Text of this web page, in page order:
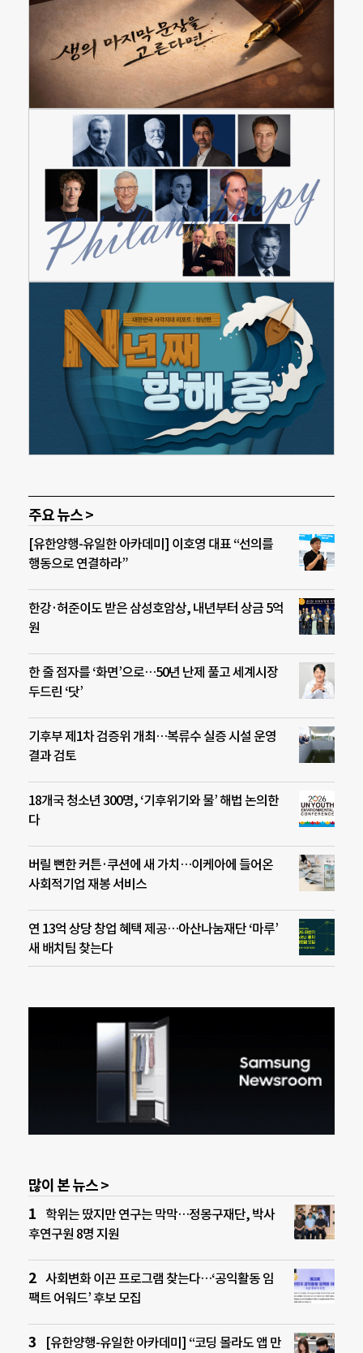
주요 뉴스 >
[유한양행-유일한 아카데미] 이호영 대표 “선의를
행동으로 연결하라”
한강·허준이도 받은 삼성호암상, 내년부터 상금 5억
원
한 줄 점자를 ‘화면’으로…50년 난제 풀고 세계시장
두드린 ‘닷’
기후부 제1차 검증위 개최…복류수 실증 시설 운영
결과 검토
18개국 청소년 300명, ‘기후위기와 물’ 해법 논의한
다
버릴 뻔한 커튼·쿠션에 새 가치…이케아에 들어온
사회적기업 재봉 서비스
연 13억 상당 창업 혜택 제공…아산나눔재단 ‘마루’
새 배치팀 찾는다
많이 본 뉴스 >
학위는 땄지만 연구는 막막…정몽구재단, 박사
후연구원 8명 지원
사회변화 이끈 프로그램 찾는다…‘공익활동 임
팩트 어워드’ 후보 모집
[유한양행-유일한 아카데미] “코딩 몰라도 앱 만